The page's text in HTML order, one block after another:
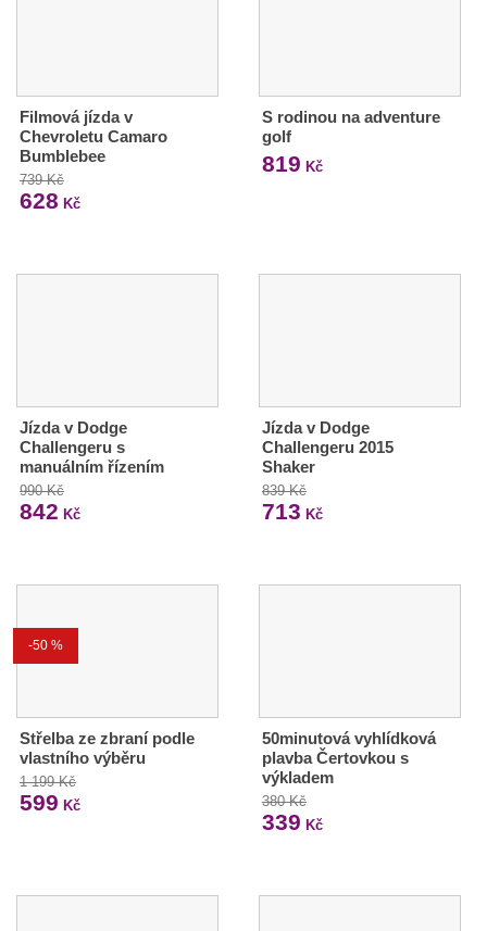
Filmová jízda v
Chevroletu Camaro
Bumblebee
739 Kč
628 Kč
S rodinou na adventure
golf
819 Kč
Jízda v Dodge
Challengeru s
manuálním řízením
990 Kč
842 Kč
Jízda v Dodge
Challengeru 2015
Shaker
839 Kč
713 Kč
-50 %
Střelba ze zbraní podle
vlastního výběru
1 199 Kč
599 Kč
50minutová vyhlídková
plavba Čertovkou s
výkladem
380 Kč
339 Kč